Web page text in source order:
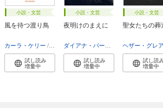
小説・文芸
風を待つ渡り鳥
カーラ・ケリー 琴葉かいら
試し読み
増量中
小説・文芸
夜明けのまえに
泉智子
試し読み
増量中
小説・文芸
聖女たちの葬
試し読
増量中